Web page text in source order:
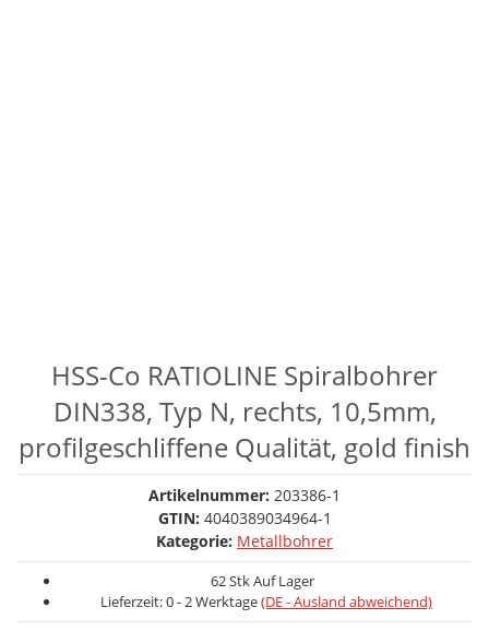
HSS-Co RATIOLINE Spiralbohrer
DIN338, Typ N, rechts, 10,5mm,
profilgeschliffene Qualität, gold finish
Artikelnummer: 203386-1
GTIN: 4040389034964-1
Kategorie: Metallbohrer
62 Stk Auf Lager
Lieferzeit:0 - 2 Werktage(DE - Ausland abweichend)